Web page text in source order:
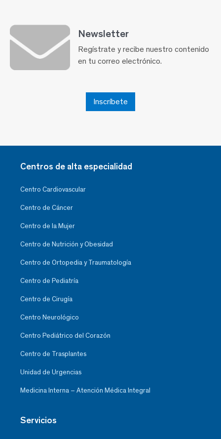
Newsletter
Regístrate y recibe nuestro contenido
en tu correo electrónico.
Inscríbete
Centros de alta especialidad
Centro Cardiovascular
Centro de Cáncer
Centro de la Mujer
Centro de Nutrición y Obesidad
Centro de Ortopedia y Traumatología
Centro de Pediatría
Centro de Cirugía
Centro Neurológico
Centro Pediátrico del Corazón
Centro de Trasplantes
Unidad de Urgencias
Medicina Interna – Atención Médica Integral
Servicios